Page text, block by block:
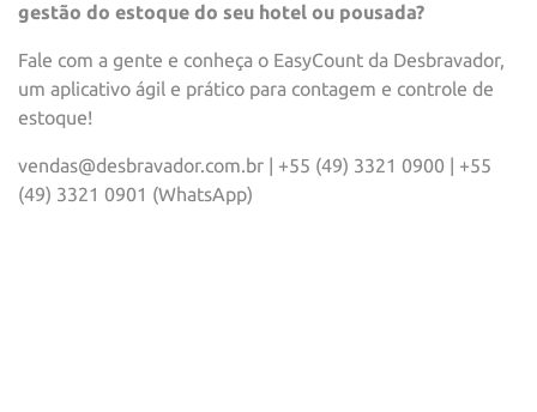
gestão do estoque do seu hotel ou pousada?
Fale com a gente e conheça o EasyCount da Desbravador,
um aplicativo ágil e prático para contagem e controle de
estoque!
vendas@desbravador.com.br | +55 (49) 3321 0900 | +55
(49) 3321 0901 (WhatsApp)